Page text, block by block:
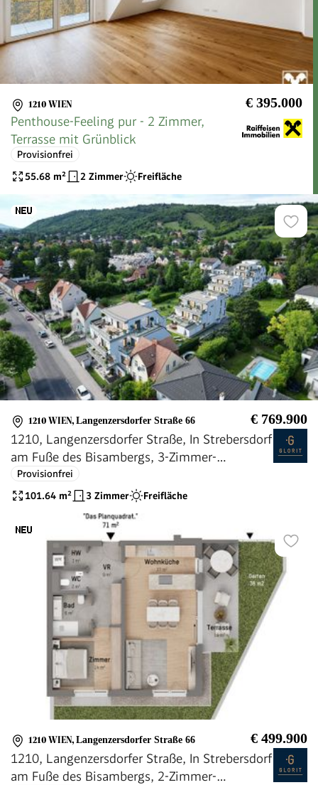
1210 WIEN € 395.000
Penthouse-Feeling pur - 2 Zimmer,
Terrasse mit Grünblick
Provisionfrei
55.68 m² 2 Zimmer Freifläche
1210 WIEN, Langenzersdorfer Straße 66 € 769.900
1210, Langenzersdorfer Straße, In Strebersdorf
am Fuße des Bisambergs, 3-Zimmer-
Eigentumswohnung
Provisionfrei
101.64 m² 3 Zimmer Freifläche
1210 WIEN, Langenzersdorfer Straße 66 € 499.900
1210, Langenzersdorfer Straße, In Strebersdorf
am Fuße des Bisambergs, 2-Zimmer-